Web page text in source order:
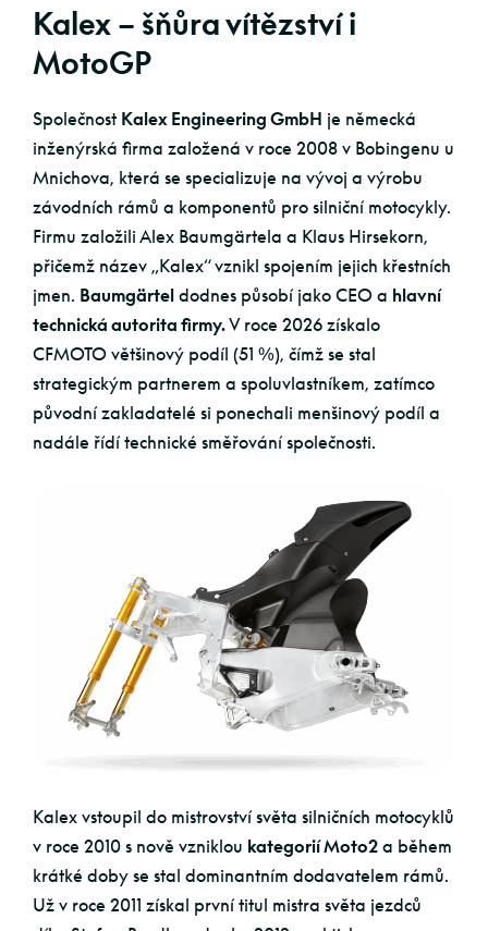
Kalex – šňůra vítězství i
MotoGP
Společnost Kalex Engineering GmbH je německá
inženýrská firma založená v roce 2008 v Bobingenu u
Mnichova, která se specializuje na vývoj a výrobu
závodních rámů a komponentů pro silniční motocykly.
Firmu založili Alex Baumgärtela a Klaus Hirsekorn,
přičemž název „Kalex“ vznikl spojením jejich křestních
jmen. Baumgärtel dodnes působí jako CEO a hlavní
technická autorita firmy.V roce 2026 získalo
CFMOTO většinový podíl (51 %), čímž se stal
strategickým partnerem a spoluvlastníkem, zatímco
původní zakladatelé si ponechali menšinový podíl a
nadále řídí technické směřování společnosti.
Kalex vstoupil do mistrovství světa silničních motocyklů
v roce 2010 s nově vzniklou kategorií Moto2 a během
krátké doby se stal dominantním dodavatelem rámů.
Už v roce 2011 získal první titul mistra světa jezdců